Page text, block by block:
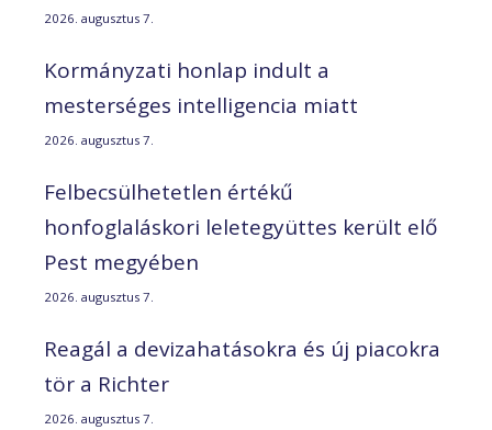
2026. augusztus 7.
Kormányzati honlap indult a
mesterséges intelligencia miatt
2026. augusztus 7.
Felbecsülhetetlen értékű
honfoglaláskori leletegyüttes került elő
Pest megyében
2026. augusztus 7.
Reagál a devizahatásokra és új piacokra
tör a Richter
2026. augusztus 7.